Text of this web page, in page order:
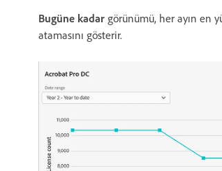
Bugüne kadar görünümü, her ayın en
atamasını gösterir.